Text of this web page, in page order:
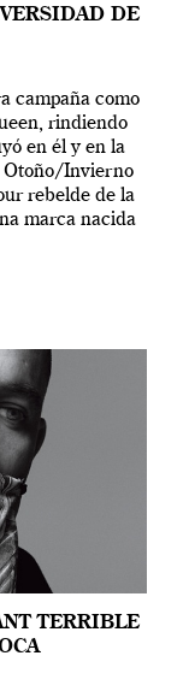
DE
campaña como
rindiendo
en él y en la
Otoño/Invierno
rebelde de la
marca nacida
[…]
TERRIBLE